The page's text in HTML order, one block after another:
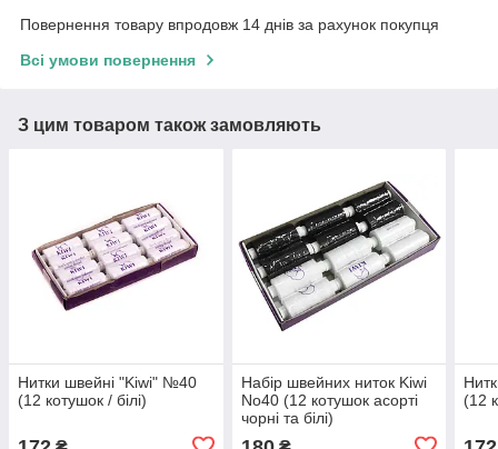
Повернення товару впродовж 14 днів за рахунок покупця
Всі умови повернення
З цим товаром також замовляють
Нитки швейні "Kiwi" №40
(12 котушок / білі)
Набір швейних ниток Kiwi
No40 (12 котушок асорті
чорні та білі)
(12